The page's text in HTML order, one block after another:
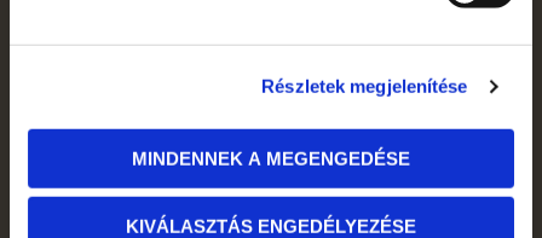
Részletek megjelenítése
MINDENNEK A MEGENGEDÉSE
KIVÁLASZTÁS ENGEDÉLYEZÉSE